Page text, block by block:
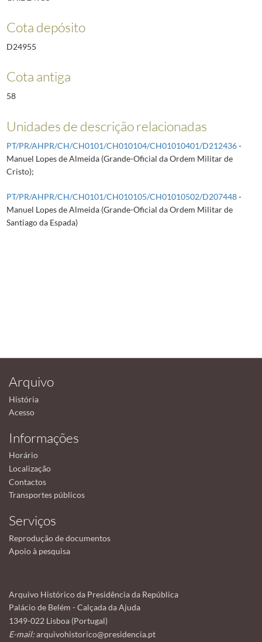
Cota depósito
D24955
Cota antiga
58
Unidades de descrição relacionadas
PT/PR/AHPR/CH/CH0101/CH010104/CH01010401/D212436-
Manuel Lopes de Almeida (Grande-Oficial da Ordem Militar de
Cristo);
PT/PR/AHPR/CH/CH0101/CH010105/CH01010502/D207448-
Manuel Lopes de Almeida (Grande-Oficial da Ordem Militar de
Santiago da Espada)
Arquivo
História
Acesso
Informações
Horário
Localização
Contactos
Transportes públicos
Serviços
Reprodução de documentos
Apoio à pesquisa
Arquivo Histórico da Presidência da República
Palácio de Belém - Calçada da Ajuda
1349-022 Lisboa (Portugal)
E-mail:arquivohistorico@presidencia.pt